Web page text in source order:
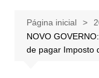
Página inicial
NOVO
de pagar Imposto